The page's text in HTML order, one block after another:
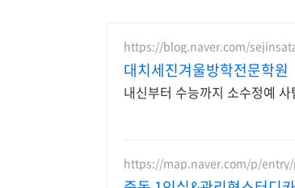
https://blog.naver.com/
대치세진겨울방학전문학원
내신부터 수능까지 소수정예
https://map.naver.com/p/entry/